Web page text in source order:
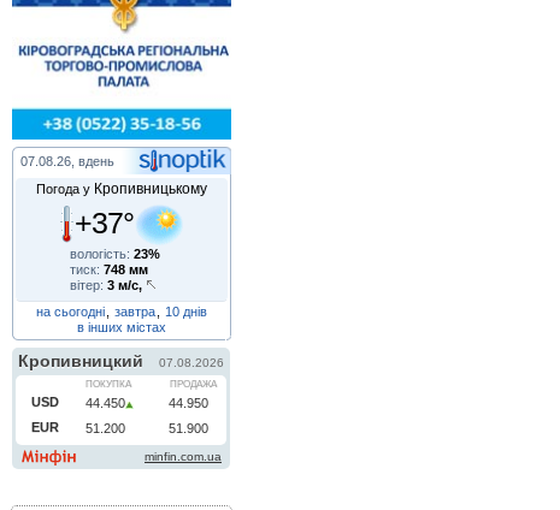
07.08.26, вдень
Погода у Кропивницькому
+37°
вологість:23%
тиск:748 мм
вітер:3 м/с,
на сьогодні
завтра
10 днів
в інших містах